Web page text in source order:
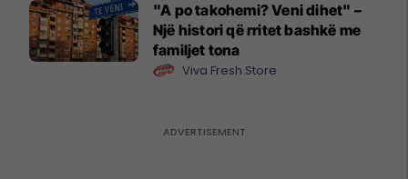
"A po takohemi? Veni dihet" –
Një histori që rritet bashkë me
familjet tona
Viva Fresh Store